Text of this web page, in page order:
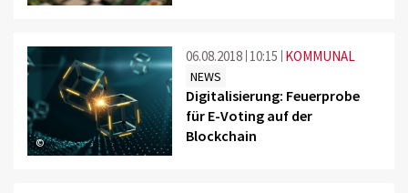
©
06.08.2018 10:15 KOMMUNAL
NEWS
Digitalisierung: Feuerprobe
für E-Voting auf der
Blockchain